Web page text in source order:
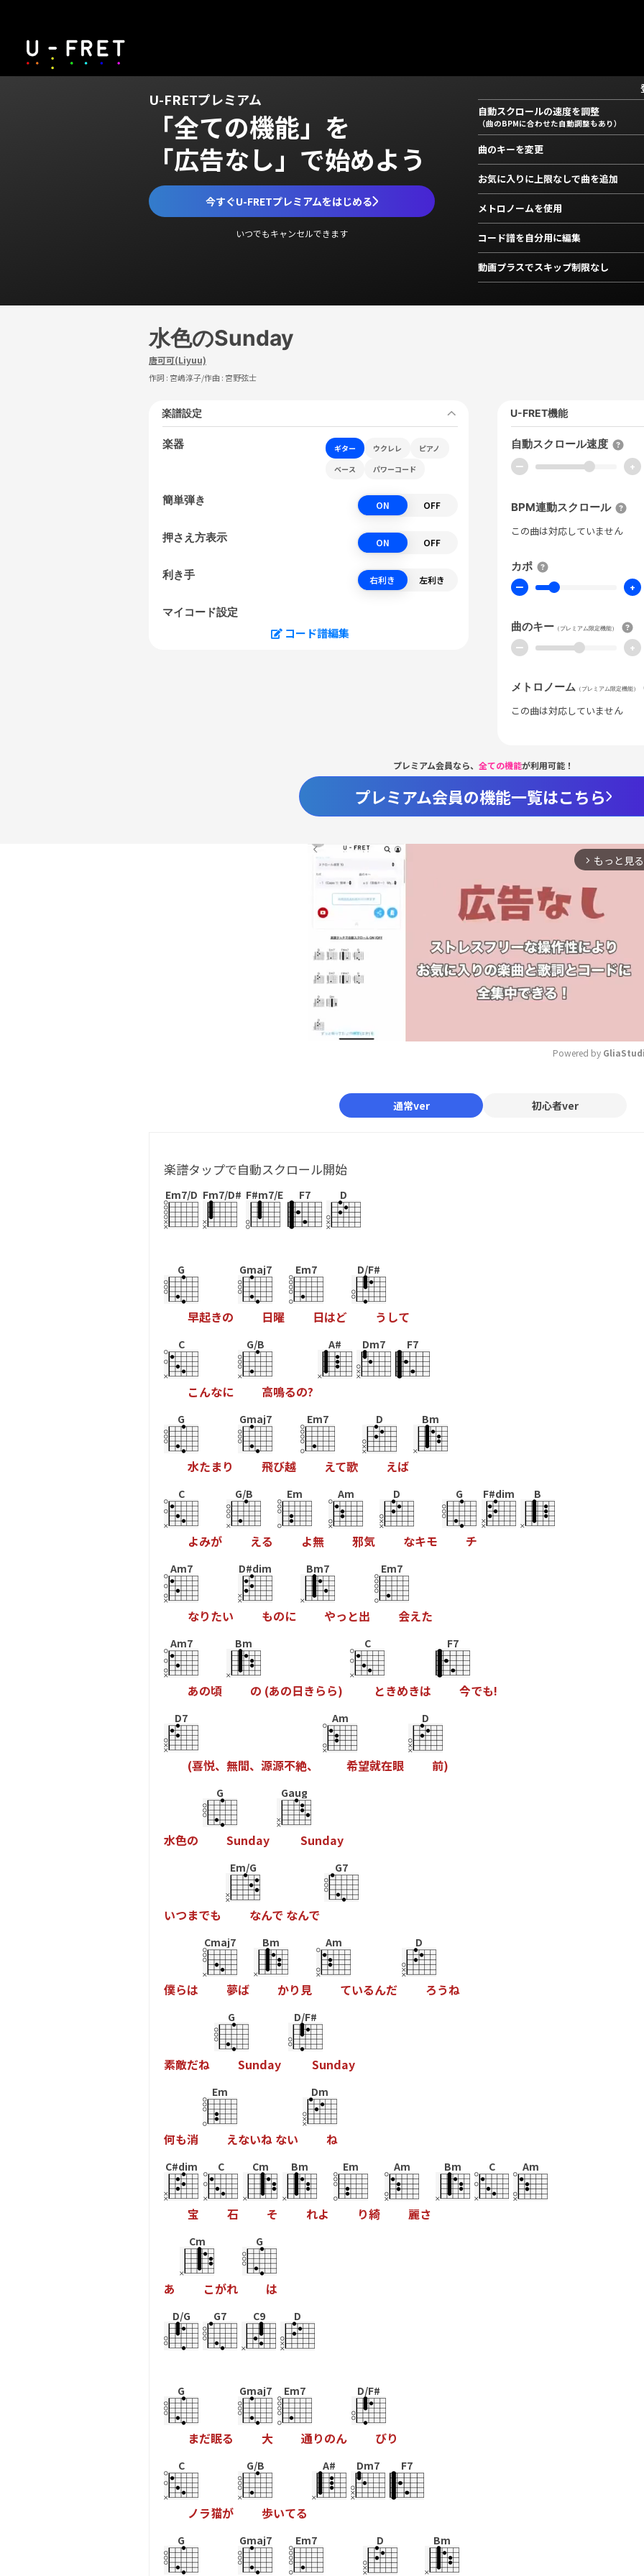
U-FRETプレミアム
「全ての機能」を
「広告なし」で始めよう
今すぐU-FRETプレミアムをはじめる
いつでもキャンセルできます
自動スクロールの速度を調整
（曲のBPMに合わせた自動調整もあり）
曲のキーを変更
お気に入りに上限なしで曲を追加
メトロノームを使用
コード譜を自分用に編集
動画プラスでスキップ制限なし
水色のSunday
唐可可(Liyuu)
作詞 : 宮嶋淳子/作曲 : 宮野弦士
楽譜設定
楽器 ギター ウクレレ
ピアノ
ベース
パワーコード
簡単弾き ON OFF
押さえ方表示 ON OFF
利き手 右利き 左利き
マイコード設定
コード譜編集
U-FRET機能
自動スクロール速度
ー +
BPM連動スクロール
この曲は対応していません
カポ
ー +
曲のキー （プレミアム限定機能）
ー +
メトロノーム （プレミアム限定機能）
この曲は対応していません
プレミアム会員なら、 全ての機能が利用可能！
プレミアム会員の機能一覧はこちら
arrow_forward_ios もっと見る
Powered by
通常ver 初心者ver
楽譜タップで自動スクロール開始
Em7/D Fm7/D# F#m7/E F7 D
G
早起きの
Gmaj7
日曜
Em7
日はと
D/F#
う して
C
こんなに
G/B
高鳴るの?
A# Dm7 F7
G
水たまり
Gmaj7
飛ひ越
Em7
えて歌
D
えは
Bm
C
よみか
G/B
える
Em
よ無
Am
邪気
D
なキモ
G
チ
F#dim B
Am7
なりたい
D#dim
ものに
Bm7
やっ と出
Em7
会えた
Am7
あの頃
Bm
の (あの日きらら)
C
ときめきは
F7
今ても!
D7
(喜悦、 無間、 源源不絶、
Am
希望就在眼
D
前)
水色の
G
Sunday
Gaug
Sunday
いつまても
Em/G
なんて なんて
G7
僕らは
Cmaj7
夢は
Bm
かり見
Am
ているんた
D
ろうね
素敵たね
G
Sunday
D/F#
Sunday
何も消
Em
えないね ない
Dm
ね
C#dim
宝
C
石
Cm
そ
Bm
れよ
Em
り綺
Am
麗さ
Bm C Am
あ
Cm
こかれ
G
は
D/G G7 C9 D
G
また眠る
Gmaj7
大
Em7
通りのん
D/F#
ひり
C
ノラ猫か
G/B
歩いてる
A# Dm7 F7
G Gmaj7 Em7 D Bm